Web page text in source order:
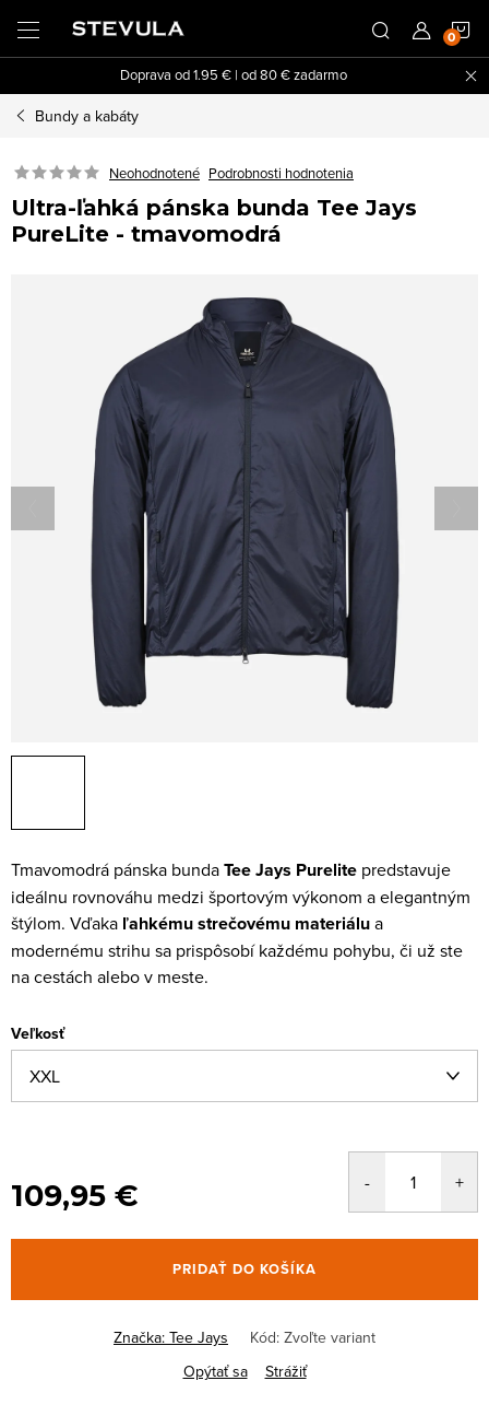
obsah
Doprava od 1.95 € | od 80 € zadarmo
Bundy a kabáty
Neohodnotené Podrobnosti hodnotenia
Ultra-ľahká pánska bunda Tee Jays
PureLite - tmavomodrá
Tmavomodrá pánska bundaTee Jays Purelite predstavuje
ideálnu rovnováhu medzi športovým výkonom a elegantným
štýlom. Vďaka ľahkému strečovému materiálua
modernému strihu sa prispôsobí každému pohybu, či už ste
na cestách alebo v meste.
Veľkosť
109,95 €
PRIDAŤ DO KOŠÍKA
Značka: Tee Jays Kód: Zvoľte variant
Opýtať sa
Strážiť